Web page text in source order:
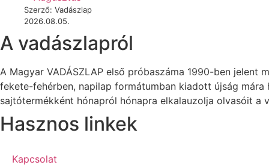
Szerző: Vadászlap
2026.08.05.
A vadászlapról
A Magyar VADÁSZLAP első próbaszáma 1990-ben
fekete-fehérben, napilap formátumban kiadott újság
sajtótermékként hónapról hónapra elkalauzolja olvasóit a
Hasznos linkek
Kapcsolat